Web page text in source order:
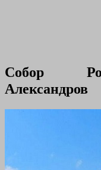
Собор
Александров